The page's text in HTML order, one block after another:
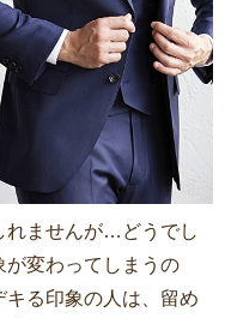
れませんが…どうでし
が変わってしまうの
る印象の人は、留め